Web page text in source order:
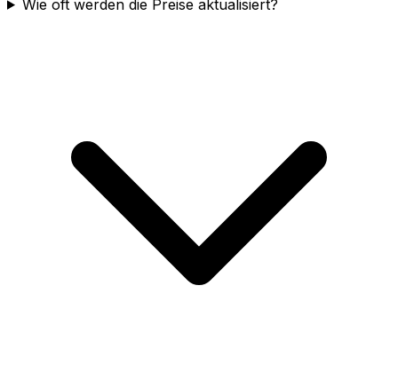
Wie oft werden die Preise aktualisiert?